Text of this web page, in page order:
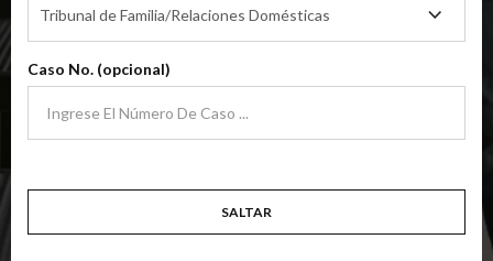
Clase De Crianza Compartida/Divorcio
(Clase Básica De Crianza Compartida)
Clase de padres de crianza compartida básica centrada en familias en
en un esfuerzo por trabajar juntos con sus padres por el bien de los niños.
Disponible enInglés
Resumen Detallado De La Clase
Tribunal de Familia/Relaciones Domésticas
de
archivo
Caso No. (opcional)
SALTAR